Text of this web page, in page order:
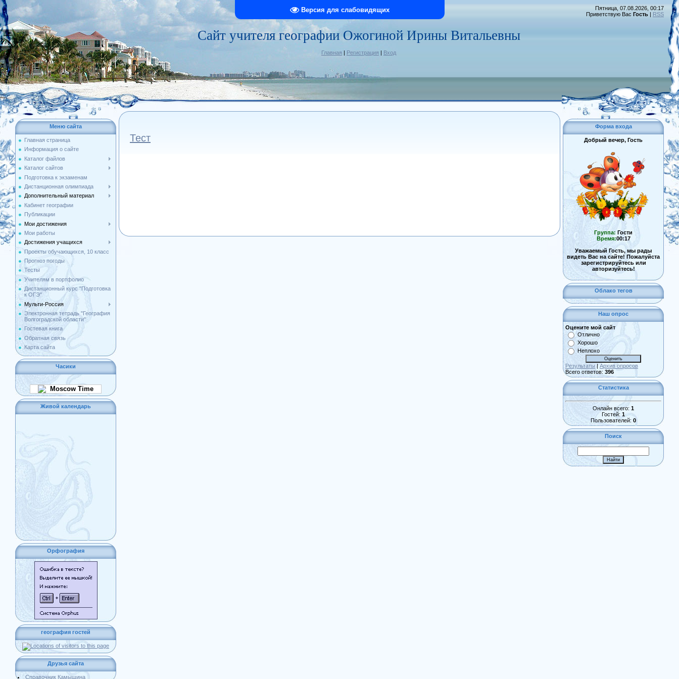
Версия для слабовидящих
Сайт учителя географии Ожогиной Ирины Витальевны
Главная | Регистрация | Вход
Пятница, 07.08.2026, 00:17
Приветствую Вас Гость | RSS
Меню сайта
Главная страница
Информация о сайте
Каталог файлов
Каталог сайтов
Подготовка к экзаменам
Дистанционная олимпиада
Дополнительный материал
Кабинет географии
Публикации
Мои достижения
Мои работы
Достижения учащихся
Проекты обучающихся, 10 класс
Прогноз погоды
Тесты
Учителям в портфолио
Дистанционный курс "Подготовка
к ОГЭ"
Мульти-Россия
Электронная тетрадь "География
Волгоградской области"
Гостевая книга
Обратная связь
Карта сайта
Часики
Moscow Time
Живой календарь
Орфография
география гостей
Друзья сайта
Справочник Камышина
Тест
Форма входа
Добрый вечер, Гость
Группа: Гости
Время:00:17
Уважаемый Гость, мы рады
видеть Вас на сайте! Пожалуйста
зарегистрируйтесь или
авторизуйтесь!
Облако тегов
Наш опрос
Оцените мой сайт
Отлично
Хорошо
Неплохо
Результаты | Архив опросов
Всего ответов: 396
Статистика
Онлайн всего: 1
Гостей: 1
Пользователей: 0
Поиск